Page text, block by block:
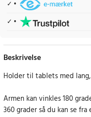
Beskrivelse
Holder til tablets med
Armen kan vinkles 180
360 grader så du kan se